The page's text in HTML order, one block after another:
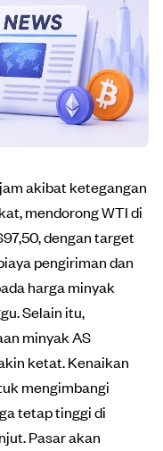
akibat ketegangan
mendorong WTI di
dengan target
pengiriman dan
harga minyak
Selain itu,
minyak AS
ketat. Kenaikan
mengimbangi
tetap tinggi di
Pasar akan